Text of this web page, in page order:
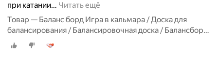
при катании… Читать ещё
Товар — Баланс борд Игра в кальмара / Доска для
балансирования / Балансировочная доска / Балансборд
Be balanced (балансир, balance board, тренажер вейк-
борд, сноуборд, скейтборд)